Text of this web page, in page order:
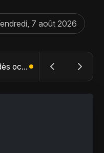
7 août 2026
The Batman : Part II – Robert Pattinson replonge dans les ténèbres de Gotham dès octobre 2027